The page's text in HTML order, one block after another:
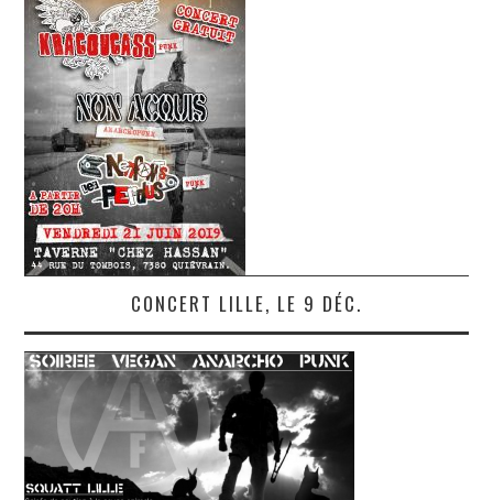
CONCERT LILLE, LE 9 DÉC.